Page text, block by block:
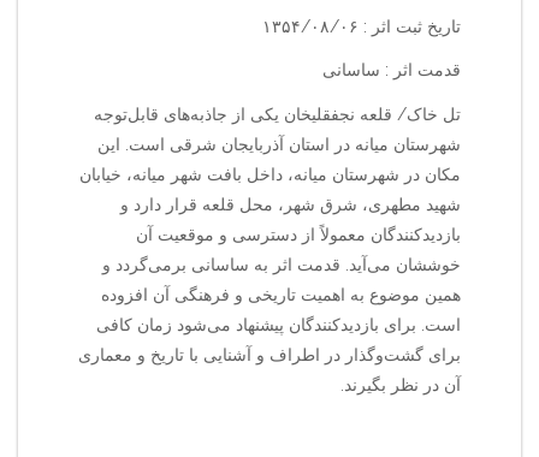
تاریخ ثبت اثر : ۱۳۵۴/۰۸/۰۶
قدمت اثر : ساسانی
تل خاک/ قلعه نجفقلیخان یکی از جاذبه‌های قابل‌توجه
شهرستان میانه در استان آذربایجان شرقی است. این
مکان در شهرستان میانه، داخل بافت شهر میانه، خیابان
شهید مطهری، شرق شهر، محل قلعه قرار دارد و
بازدیدکنندگان معمولاً از دسترسی و موقعیت آن
خوششان می‌آید. قدمت اثر به ساسانی برمی‌گردد و
همین موضوع به اهمیت تاریخی و فرهنگی آن افزوده
است. برای بازدیدکنندگان پیشنهاد می‌شود زمان کافی
برای گشت‌وگذار در اطراف و آشنایی با تاریخ و معماری
آن در نظر بگیرند.